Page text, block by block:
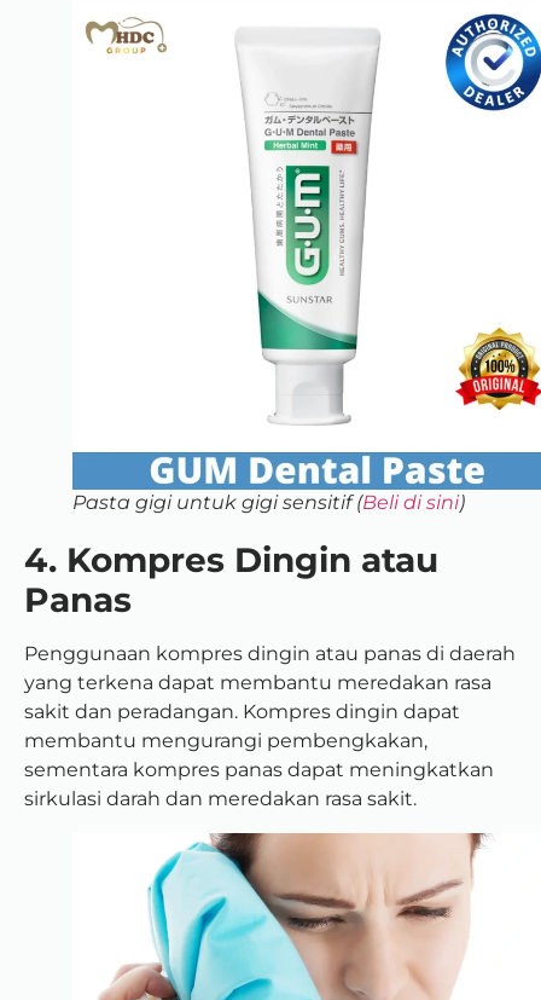
Pasta gigi untuk gigi sensitif (Beli di sini)
4. Kompres Dingin atau
Panas
Penggunaan kompres dingin atau panas di daerah
yang terkena dapat membantu meredakan rasa
sakit dan peradangan. Kompres dingin dapat
membantu mengurangi pembengkakan,
sementara kompres panas dapat meningkatkan
sirkulasi darah dan meredakan rasa sakit.